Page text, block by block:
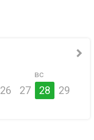
вс
26 27 28 29